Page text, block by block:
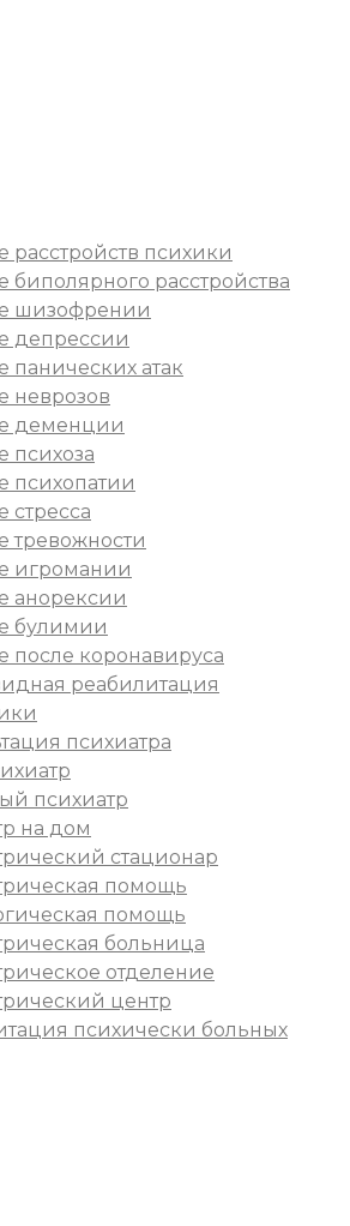
расстройств психики
биполярного расстройства
шизофрении
депрессии
панических атак
неврозов
деменции
психоза
психопатии
стресса
тревожности
игромании
анорексии
булимии
после коронавируса
реабилитация
психиатра
психиатр
на дом
стационар
помощь
помощь
больница
отделение
центр
психически больных